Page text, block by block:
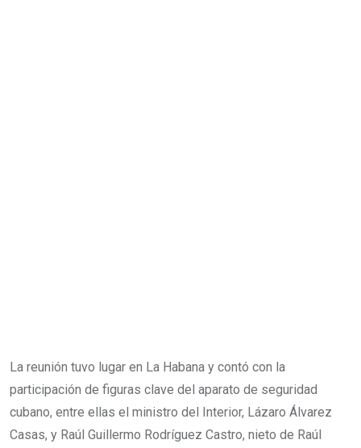
La reunión tuvo lugar en La Habana y contó con la
participación de figuras clave del aparato de seguridad
cubano, entre ellas el ministro del Interior, Lázaro Álvarez
Casas, y Raúl Guillermo Rodríguez Castro, nieto de Raúl